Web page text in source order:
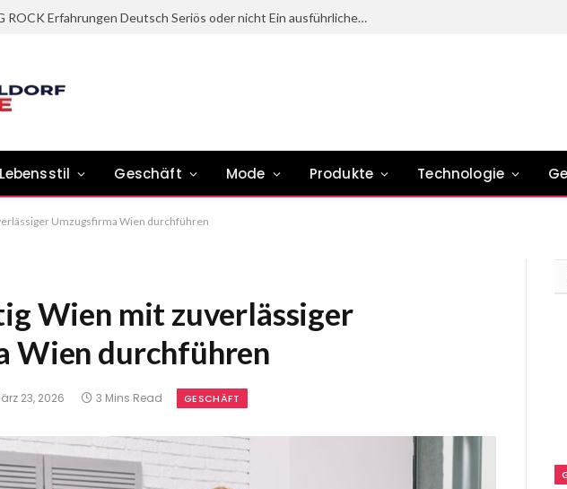
STIG ROCK Erfahrungen Deutsch Seriös oder nicht Ein ausführlicher Überblick
Lebensstil Geschäft Mode Produkte Technologie
Umzugsfirma Wien durchführen
Wien mit zuverlässiger
Wien durchführen
23, 2026 3 Mins Read GESCHÄFT